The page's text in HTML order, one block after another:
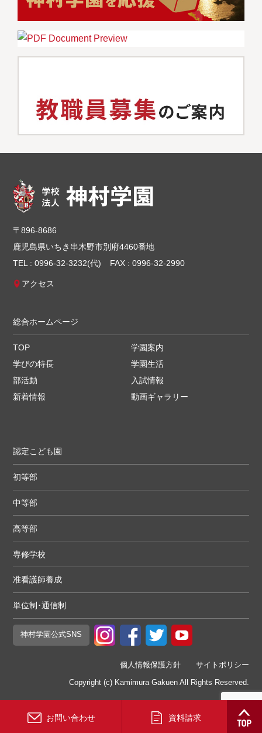
〒896-8686
鹿児島県いちき串木野市別府4460番地
TEL : 0996-32-3232(代)
FAX : 0996-32-2990
アクセス
総合ホームページ
TOP
学園案内
学びの特長
学園生活
部活動
入試情報
新着情報
動画ギャラリー
認定こども園
初等部
中等部
高等部
専修学校
准看護師養成
単位制･通信制
神村学園公式SNS
個人情報保護方針
サイトポリシー
Copyright (c) Kamimura Gakuen All Rights Reserved.
お問い合わせ 資料請求